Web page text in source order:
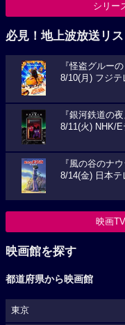
シリー
必見！地上波放送リス
『怪盗グルー
8/10(月) フジ
『銀河鉄道の夜
8/11(火) NHK/
『風の谷のナウ
8/14(金) 日本
映画
映画館を探す
都道府県から映画館
東京